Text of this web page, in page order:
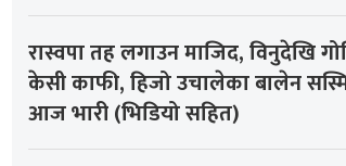
रास्वपा तह लगाउन माजिद, विनुदेखि
केसी काफी, हिजो उचालेका बालेन
आज भारी (भिडियो सहित)